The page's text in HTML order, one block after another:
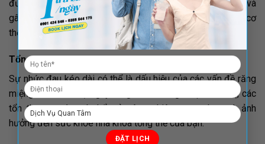
được điều trị kịp thời. Nhiễm trùng răng có thể lan rộng và
gây ra những vấn đề nghiêm trọng cho toàn bộ hệ thống cơ
thể.
Tổn thương răng
Sự nhức đau kéo dài có thể là dấu hiệu của các vấn đề răng
miệng như nứt hoặc gãy răng. Nếu không được điều trị, các
tổn thương này có thể trở nên nghiêm trọng hơn và ảnh
hưởng đến sức khỏe nha khoa tổng thể của bạn.